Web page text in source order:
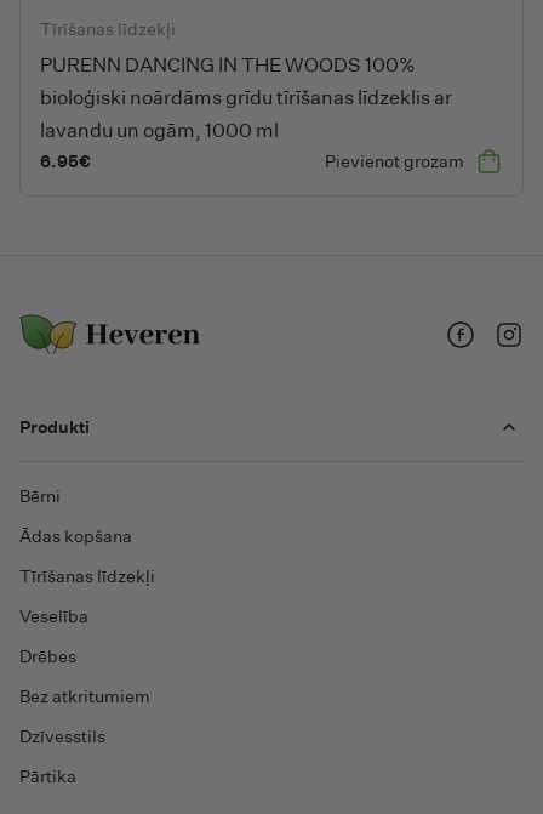
Tīrīšanas līdzekļi
PURENN DANCING IN THE WOODS 100%
bioloģiski noārdāms grīdu tīrīšanas līdzeklis ar
lavandu un ogām, 1000 ml
6.95€ Pievienot grozam
Produkti
Bērni
Ādas kopšana
Tīrīšanas līdzekļi
Veselība
Drēbes
Bez atkritumiem
Dzīvesstils
Pārtika